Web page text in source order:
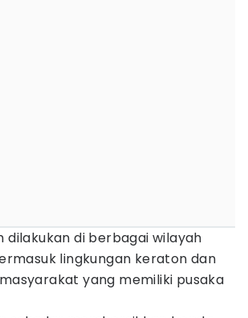
dilakukan di berbagai wilayah
lingkungan keraton dan
yang memiliki pusaka